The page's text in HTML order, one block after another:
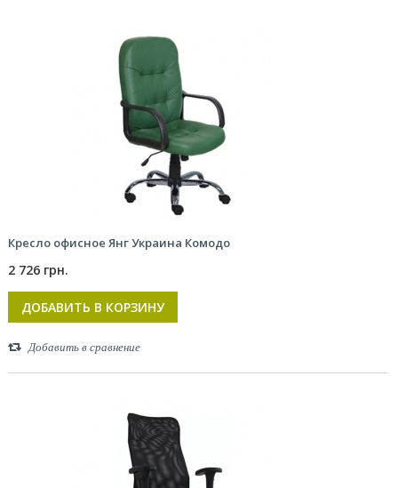
Кресло офисное Янг Украина Комодо
2 726 грн.
ДОБАВИТЬ В КОРЗИНУ
Добавить в сравнение